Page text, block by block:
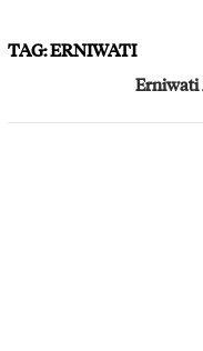
TAG:ERNIWATI
Erniwati